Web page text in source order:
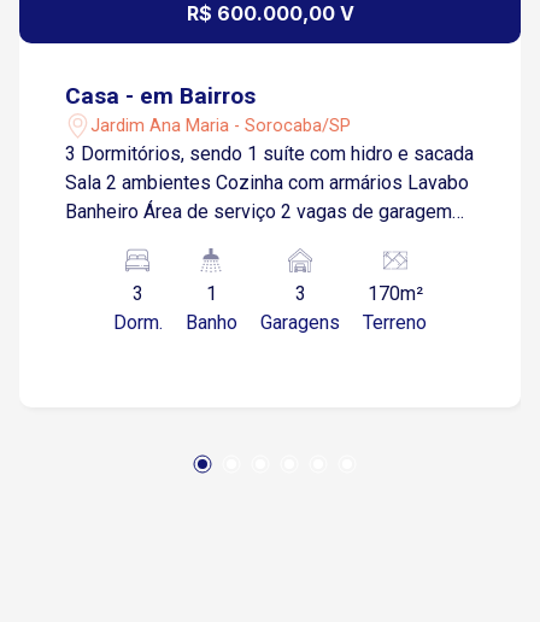
R$ 600.000,00 V
Casa - em Bairros
Jardim Ana Maria - Sorocaba/SP
3 Dormitórios, sendo 1 suíte com hidro e sacada
Sala 2 ambientes Cozinha com armários Lavabo
Banheiro Área de serviço 2 vagas de garagem
3
Dorm.
1
Banho
3
Garagens
170m²
Terreno